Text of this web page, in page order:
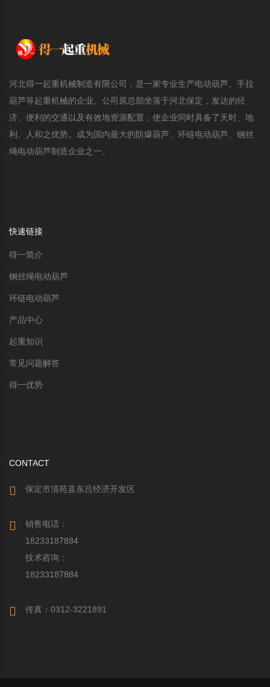
河北得一起重机械制造有限公司，是一家专业生产电动葫芦、手拉
葫芦等起重机械的企业。公司原总部坐落于河北保定，发达的经
济、便利的交通以及有效地资源配置，使企业同时具备了天时、地
利、人和之优势。成为国内最大的防爆葫芦、环链电动葫芦、钢丝
绳电动葫芦制造企业之一。
快速链接
得一简介
钢丝绳电动葫芦
环链电动葫芦
产品中心
起重知识
常见问题解答
得一优势
CONTACT
保定市清苑县东吕经济开发区
销售电话：
18233187884
技术咨询：
18233187884
传真：0312-3221891